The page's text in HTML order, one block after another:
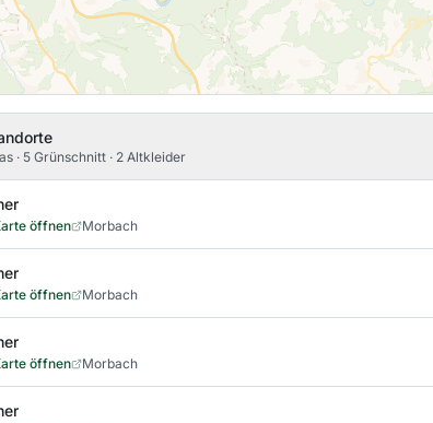
· 5 Grünschnitt · 2 Altkleider
öffnen Morbach
öffnen Morbach
öffnen Morbach